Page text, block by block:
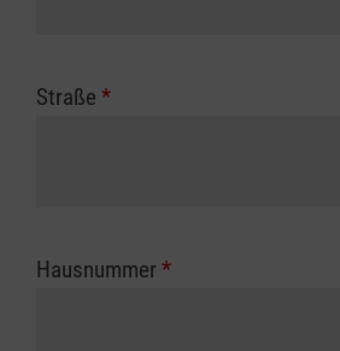
Straße *
Hausnummer *